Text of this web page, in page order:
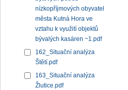
nízkopříjmových obyvatel
města Kutná Hora ve
vztahu k využití objektů
bývalých kasáren ~1.pdf
162_Situační analýza
Štětí.pdf
163_Situační analýza
Žlutice.pdf